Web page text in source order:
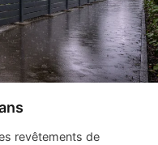
revêtements de